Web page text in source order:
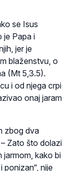
se Isus
je Papa i
jer je
blaženstvu, o
(Mt 5,3.5).
i od njega crpi
onaj jaram
zbog dva
Zato što dolazi
jarmom, kako bi
ponizan“, nije